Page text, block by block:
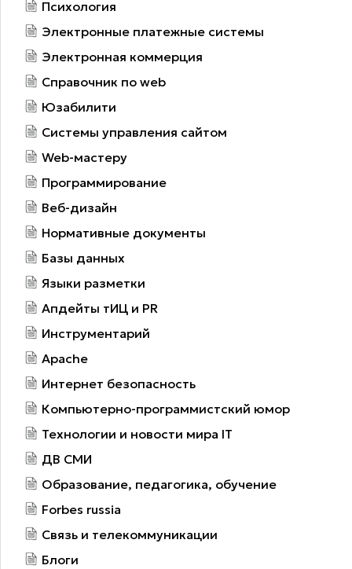
Психология
Электронные платежные системы
Электронная коммерция
Справочник по web
Юзабилити
Системы управления сайтом
Web-мастеру
Программирование
Веб-дизайн
Нормативные документы
Базы данных
Языки разметки
Апдейты тИЦ и PR
Инструментарий
Apache
Интернет безопасность
Компьютерно-программистский юмор
Технологии и новости мира IT
ДВ СМИ
Образование, педагогика, обучение
Forbes russia
Связь и телекоммуникации
Блоги